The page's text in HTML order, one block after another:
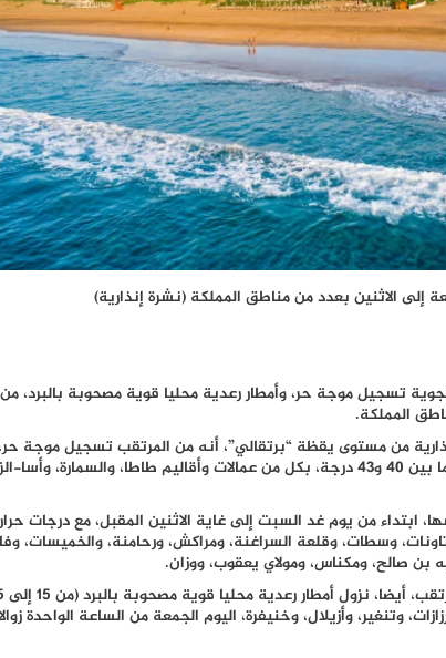
إلى الاثنين بعدد من مناطق المملكة (نشرة إنذارية)
تسجيل موجة حر، وأمطار رعدية محليا قوية مصحوبة بالبرد،
المملكة.
من مستوى يقظة “برتقالي”، أنه من المرتقب تسجيل موجة
الاثنين، مع درجات حرارة تتراوح ما بين 40 و43 درجة، بكل من عمالات وأقاليم طاطا،
وسطات، وقلعة السراغنة، ومراكش، ورحامنة، والخميسات،
بن صالح، ومكناس، ومولاي يعقوب، ووزان.
وتنغير، وأزيلال، وخنيفرة، اليوم الجمعة من الساعة الواحدة